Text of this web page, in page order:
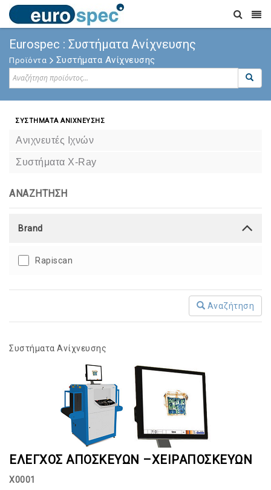
Eurospec : Συστήματα Ανίχνευσης
Προϊόντα Συστήματα Ανίχνευσης
ΣΥΣΤΗΜΑΤΑ ΑΝΙΧΝΕΥΣΗΣ
Ανιχνευτές Ιχνών
Συστήματα X-Ray
ΑΝΑΖΗΤΗΣΗ
Brand
Rapiscan
Αναζήτηση
Συστήματα Ανίχνευσης
ΕΛΕΓΧΟΣ ΑΠΟΣΚΕΥΩΝ –ΧΕΙΡΑΠΟΣΚΕΥΩΝ
X0001